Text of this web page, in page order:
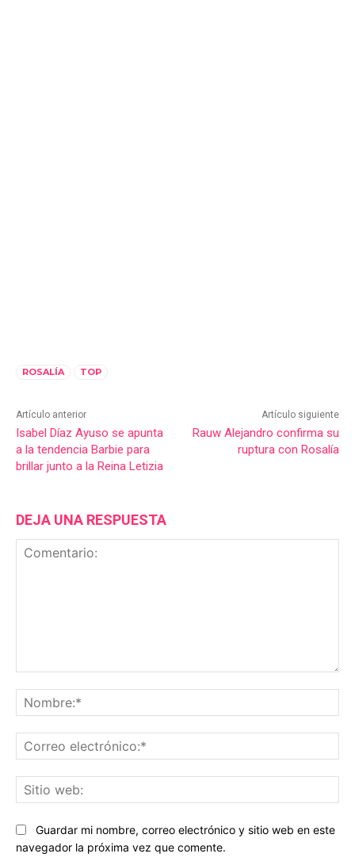
ROSALÍA TOP
Artículo anterior
Isabel Díaz Ayuso se apunta
a la tendencia Barbie para
brillar junto a la Reina Letizia
Artículo siguiente
Rauw Alejandro confirma su
ruptura con Rosalía
DEJA UNA RESPUESTA
Guardar mi nombre, correo electrónico y sitio web en este
navegador la próxima vez que comente.